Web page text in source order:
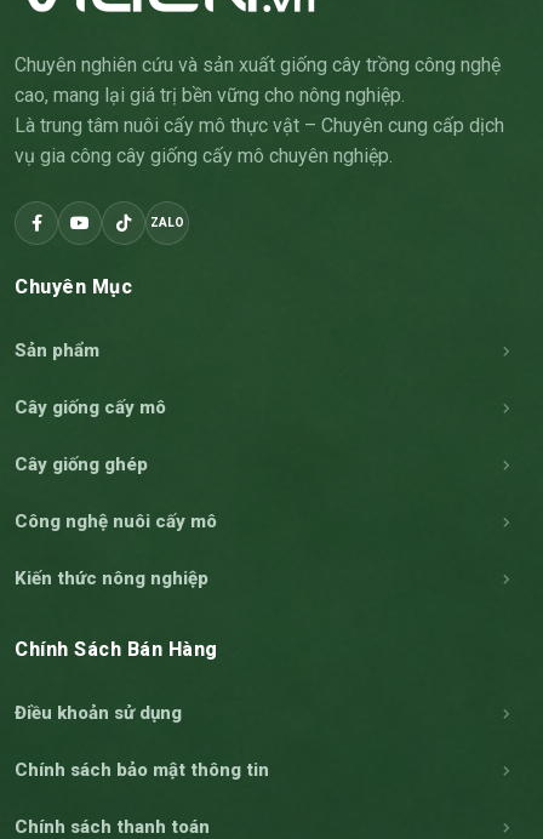
Chuyên nghiên cứu và sản xuất giống cây trồng công nghệ
cao, mang lại giá trị bền vững cho nông nghiệp.
Là trung tâm nuôi cấy mô thực vật – Chuyên cung cấp dịch
vụ gia công cây giống cấy mô chuyên nghiệp.
ZALO
Chuyên Mục
Sản phẩm
Cây giống cấy mô
Cây giống ghép
Công nghệ nuôi cấy mô
Kiến thức nông nghiệp
Chính Sách Bán Hàng
Điều khoản sử dụng
Chính sách bảo mật thông tin
Chính sách thanh toán